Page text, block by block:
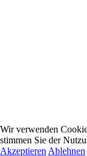
Wir verwenden
stimmen Sie der
Akzeptieren Ablehnen